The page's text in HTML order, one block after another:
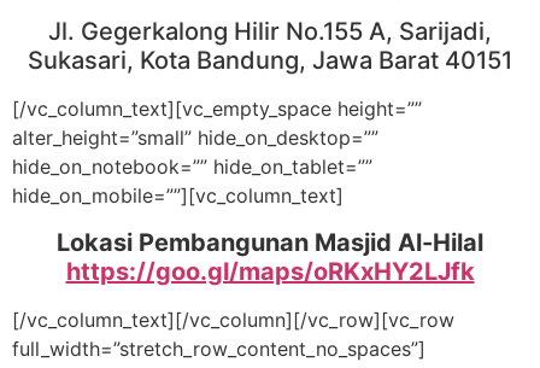
Jl. Gegerkalong Hilir No.155 A, Sarijadi,
Sukasari, Kota Bandung, Jawa Barat 40151
[/vc_column_text][vc_empty_space height=””
alter_height=”small” hide_on_desktop=””
hide_on_notebook=”” hide_on_tablet=””
hide_on_mobile=””][vc_column_text]
Lokasi Pembangunan Masjid Al-Hilal
https://goo.gl/maps/oRKxHY2LJfk
[/vc_column_text][/vc_column][/vc_row][vc_row
full_width=”stretch_row_content_no_spaces”]